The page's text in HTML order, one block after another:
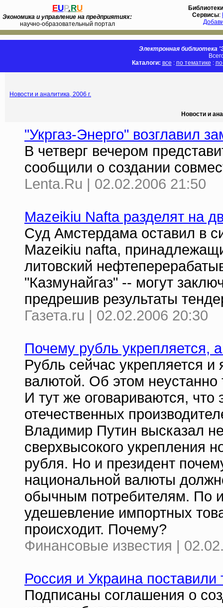
EUP.RU
Экономика и управление на предприятиях:
научно-образовательный портал
Библиотеки
Сервисы:
Электронная библиотека
Каталоги: все : по тематике :
Новости и аналитика, 2006 г.
Новости и
"Укргаз-Энерго" возглавил
В четверг вечером
сообщили о создании
Lenta.Ru | 02.02.2006 21:50
Mazeikiu Nafta разделят на
Суд Амстердама оставил в
Mazeikiu nafta,
литовский
"Казмунайгаз" -- могут
предрешив результаты
Газета.ru | 02.02.2006 20:30
Почему рубль укрепляется,
Рубль сейчас укрепляется
валютой. Об этом неустанно
И тут же оговариваются, что
отечественных
Владимир Путин высказал
сверхвысокого укрепления
рубля. Но и президент
национальной валюты
обычным потребителям. По
удешевление импортных
происходит. Почему?
Финансовые известия |
Россия и Украина поставили
Подписаны соглашения о